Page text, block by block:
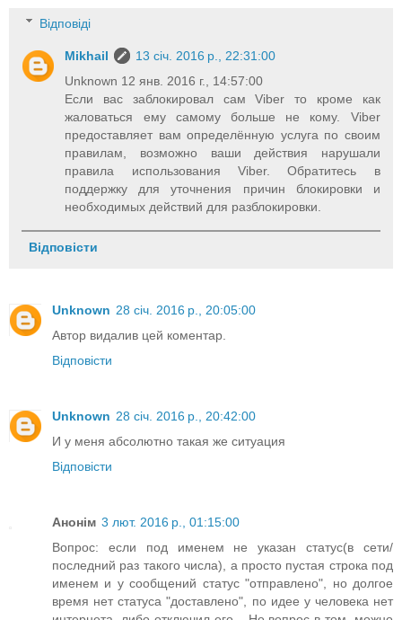
Відповіді
Mikhail
13 січ. 2016 р., 22:31:00
Unknown 12 янв. 2016 г., 14:57:00
Если вас заблокировал сам Viber то кроме как
жаловаться ему самому больше не кому. Viber
предоставляет вам определённую услуга по своим
правилам, возможно ваши действия нарушали
правила использования Viber. Обратитесь в
поддержку для уточнения причин блокировки и
необходимых действий для разблокировки.
Відповісти
Unknown 28 січ. 2016 р., 20:05:00
Автор видалив цей коментар.
Відповісти
Unknown 28 січ. 2016 р., 20:42:00
И у меня абсолютно такая же ситуация
Відповісти
Анонім 3 лют. 2016 р., 01:15:00
Вопрос: если под именем не указан статус(в сети/
последний раз такого числа), а просто пустая строка под
именем и у сообщений статус "отправлено", но долгое
время нет статуса "доставлено", по идее у человека нет